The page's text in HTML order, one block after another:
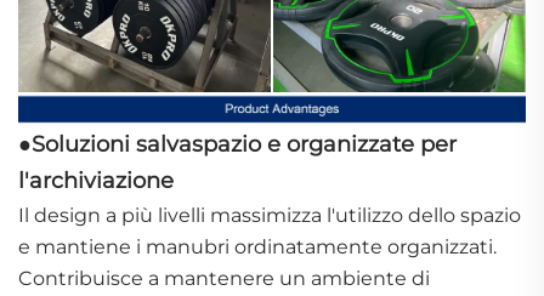
●Soluzioni salvaspazio e organizzate per
l'archiviazione
Il design a più livelli massimizza l'utilizzo dello spazio
e mantiene i manubri ordinatamente organizzati.
Contribuisce a mantenere un ambiente di